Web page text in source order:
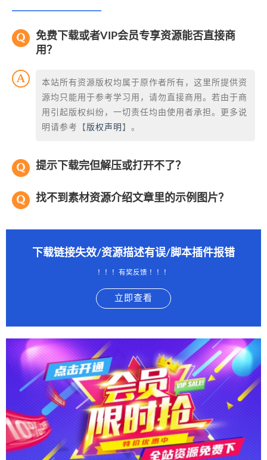
免费下载或者VIP会员专享资源能否直接商
用？
本站所有资源版权均属于原作者所有，这里所提供资
源均只能用于参考学习用，请勿直接商用。若由于商
用引起版权纠纷，一切责任均由使用者承担。更多说
明请参考【 版权声明 】。
提示下载完但解压或打开不了？
找不到素材资源介绍文章里的示例图片？
下载链接失效/资源描述有误/脚本插件报错
！！！有奖反馈 ！！！
立即查看